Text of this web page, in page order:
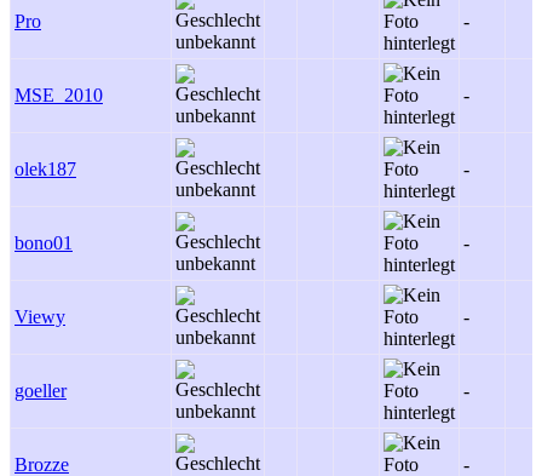
Pro -
MSE_2010 -
olek187 -
bono01 -
Viewy -
goeller -
Brozze -